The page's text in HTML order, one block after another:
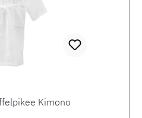
Kimono